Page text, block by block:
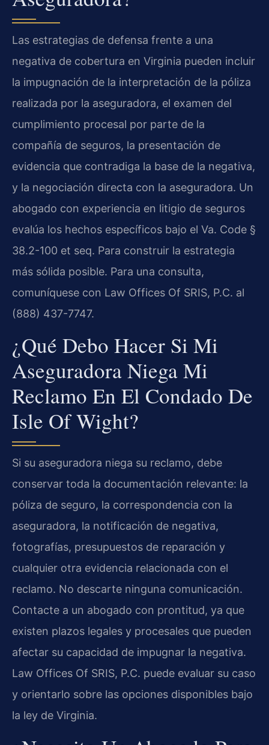
Las estrategias de defensa frente a una
negativa de cobertura en Virginia pueden incluir
la impugnación de la interpretación de la póliza
realizada por la aseguradora, el examen del
cumplimiento procesal por parte de la
compañía de seguros, la presentación de
evidencia que contradiga la base de la negativa,
y la negociación directa con la aseguradora. Un
abogado con experiencia en litigio de seguros
evalúa los hechos específicos bajo el Va. Code §
38.2-100 et seq. Para construir la estrategia
más sólida posible. Para una consulta,
comuníquese con Law Offices Of SRIS, P.C. al
(888) 437-7747.
¿Qué Debo Hacer Si Mi
Aseguradora Niega Mi
Reclamo En El Condado De
Isle Of Wight?
Si su aseguradora niega su reclamo, debe
conservar toda la documentación relevante: la
póliza de seguro, la correspondencia con la
aseguradora, la notificación de negativa,
fotografías, presupuestos de reparación y
cualquier otra evidencia relacionada con el
reclamo. No descarte ninguna comunicación.
Contacte a un abogado con prontitud, ya que
existen plazos legales y procesales que pueden
afectar su capacidad de impugnar la negativa.
Law Offices Of SRIS, P.C. puede evaluar su caso
y orientarlo sobre las opciones disponibles bajo
la ley de Virginia.